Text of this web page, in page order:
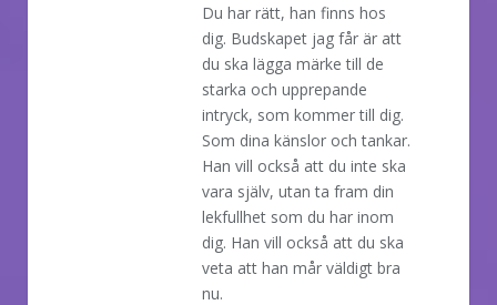
Du har rätt, han finns hos
dig. Budskapet jag får är att
du ska lägga märke till de
starka och upprepande
intryck, som kommer till dig.
Som dina känslor och tankar.
Han vill också att du inte ska
vara själv, utan ta fram din
lekfullhet som du har inom
dig. Han vill också att du ska
veta att han mår väldigt bra
nu.